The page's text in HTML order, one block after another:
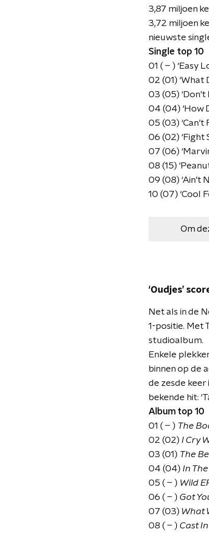
3,87 miljoen
3,72 miljoen
nieuwste
Single top 10
01 ( – ) ‘Easy
02 (01) ‘What
03 (05)
04 (04) ‘How
05 (03) ‘Can’t
06 (02) ‘Fight
07 (06)
08 (15)
09 (08) ‘Ain’t
10 (07) ‘Cool
Om
‘Oudjes’
Net als in de
1-positie. Met
studioalbum.
Enkele
binnen op de
de zesde
bekende hit:
Album top 10
01 ( – ) The
02 (02) I Cry
03 (01) The
04 (04) In
05 ( – ) Wild
06 ( – ) Got
07 (03) What
08 ( – ) Cast